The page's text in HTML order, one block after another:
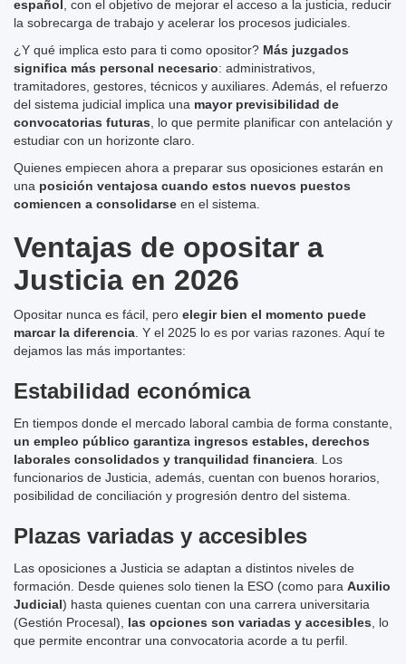
español , con el objetivo de mejorar el acceso a la justicia, reducir
la sobrecarga de trabajo y acelerar los procesos judiciales.
¿Y qué implica esto para ti como opositor? Más juzgados
significa más personal necesario: administrativos,
tramitadores, gestores, técnicos y auxiliares. Además, el refuerzo
del sistema judicial implica una mayor previsibilidad de
convocatorias futuras, lo que permite planificar con antelación y
estudiar con un horizonte claro.
Quienes empiecen ahora a preparar sus oposiciones estarán en
una posición ventajosa cuando estos nuevos puestos
comiencen a consolidarse en el sistema.
Ventajas de opositar a
Justicia en 2026
Opositar nunca es fácil, pero elegir bien el momento puede
marcar la diferencia. Y el 2025 lo es por varias razones. Aquí te
dejamos las más importantes:
Estabilidad económica
En tiempos donde el mercado laboral cambia de forma constante,
un empleo público garantiza ingresos estables, derechos
laborales consolidados y tranquilidad financiera. Los
funcionarios de Justicia, además, cuentan con buenos horarios,
posibilidad de conciliación y progresión dentro del sistema.
Plazas variadas y accesibles
Las oposiciones a Justicia se adaptan a distintos niveles de
formación. Desde quienes solo tienen la ESO (como para Auxilio
Judicial) hasta quienes cuentan con una carrera universitaria
(Gestión Procesal), las opciones son variadas y accesibles, lo
que permite encontrar una convocatoria acorde a tu perfil.